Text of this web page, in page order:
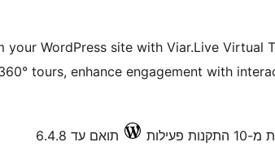
your WordPress site with Viar.Live Virtual
tours, enhance engagement with
פעילות תואם עד 6.4.8